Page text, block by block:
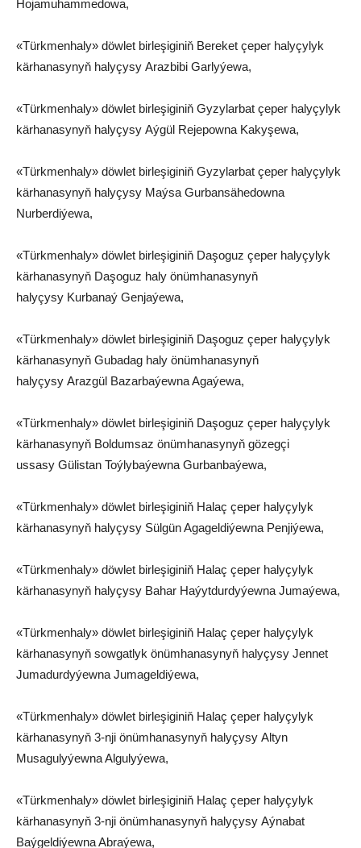
Hojamuhammedowa,
«Türkmenhaly» döwlet birleşiginiň Bereket çeper halyçylyk
kärhanasynyň halyçysy Arazbibi Garlyýewa,
«Türkmenhaly» döwlet birleşiginiň Gyzylarbat çeper halyçylyk
kärhanasynyň halyçysy Aýgül Rejepowna Kakyşewa,
«Türkmenhaly» döwlet birleşiginiň Gyzylarbat çeper halyçylyk
kärhanasynyň halyçysy Maýsa Gurbansähedowna
Nurberdiýewa,
«Türkmenhaly» döwlet birleşiginiň Daşoguz çeper halyçylyk
kärhanasynyň Daşoguz haly önümhanasynyň
halyçysy Kurbanaý Genjaýewa,
«Türkmenhaly» döwlet birleşiginiň Daşoguz çeper halyçylyk
kärhanasynyň Gubadag haly önümhanasynyň
halyçysy Arazgül Bazarbaýewna Agaýewa,
«Türkmenhaly» döwlet birleşiginiň Daşoguz çeper halyçylyk
kärhanasynyň Boldumsaz önümhanasynyň gözegçi
ussasy Gülistan Toýlybaýewna Gurbanbaýewa,
«Türkmenhaly» döwlet birleşiginiň Halaç çeper halyçylyk
kärhanasynyň halyçysy Sülgün Agageldiýewna Penjiýewa,
«Türkmenhaly» döwlet birleşiginiň Halaç çeper halyçylyk
kärhanasynyň halyçysy Bahar Haýytdurdyýewna Jumaýewa,
«Türkmenhaly» döwlet birleşiginiň Halaç çeper halyçylyk
kärhanasynyň sowgatlyk önümhanasynyň halyçysy Jennet
Jumadurdyýewna Jumageldiýewa,
«Türkmenhaly» döwlet birleşiginiň Halaç çeper halyçylyk
kärhanasynyň 3-nji önümhanasynyň halyçysy Altyn
Musagulyýewna Algulyýewa,
«Türkmenhaly» döwlet birleşiginiň Halaç çeper halyçylyk
kärhanasynyň 3-nji önümhanasynyň halyçysy Aýnabat
Baýgeldiýewna Abraýewa,